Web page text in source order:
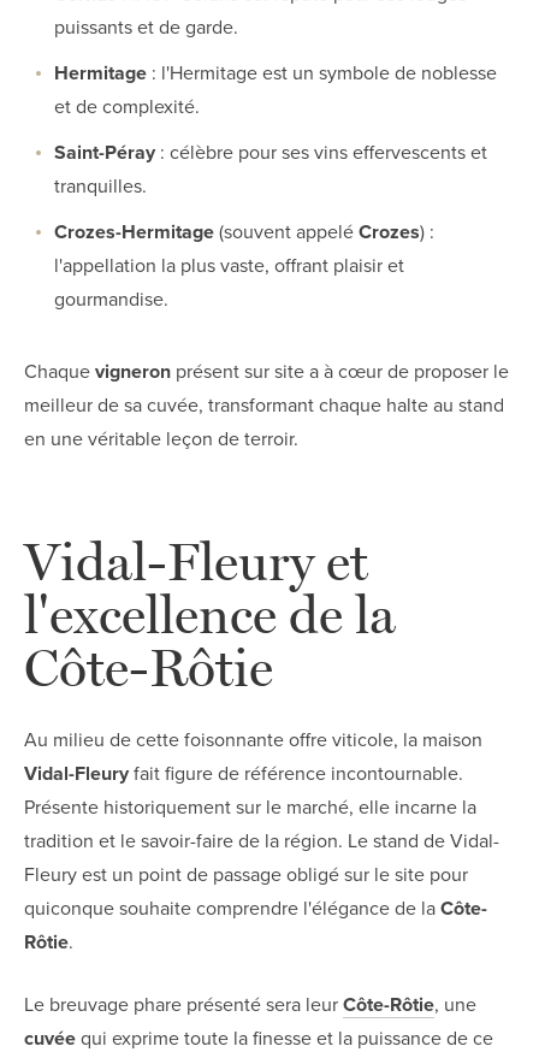
puissants et de garde.
Hermitage : l'Hermitage est un symbole de noblesse
et de complexité.
Saint-Péray : célèbre pour ses vins effervescents et
tranquilles.
Crozes-Hermitage (souvent appelé Crozes) :
l'appellation la plus vaste, offrant plaisir et
gourmandise.
Chaque vigneron présent sur site a à cœur de proposer le
meilleur de sa cuvée, transformant chaque halte au stand
en une véritable leçon de terroir.
Vidal-Fleury et
l'excellence de la
Côte-Rôtie
Au milieu de cette foisonnante offre viticole, la maison
Vidal-Fleury fait figure de référence incontournable.
Présente historiquement sur le marché, elle incarne la
tradition et le savoir-faire de la région. Le stand de Vidal-
Fleury est un point de passage obligé sur le site pour
quiconque souhaite comprendre l'élégance de la Côte-
Rôtie.
Le breuvage phare présenté sera leur Côte-Rôtie, une
cuvée qui exprime toute la finesse et la puissance de ce